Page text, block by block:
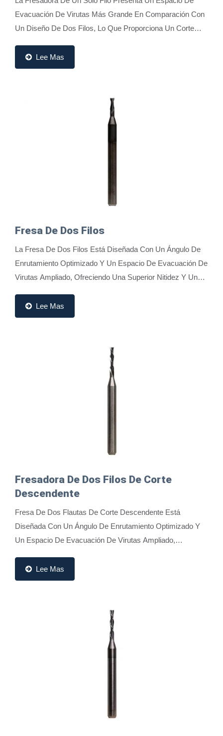
Evacuación De Virutas Más Grande En Comparación Con
Un Diseño De Dos Filos, Lo Que Proporciona Un Corte
Lee Mas
Fresa De Dos Filos
La Fresa De Dos Filos Está Diseñada Con Un Ángulo De
Enrutamiento Optimizado Y Un Espacio De Evacuación De
Virutas Ampliado, Ofreciendo Una Superior Nitidez Y Una
Lee Mas
Fresadora De Dos Filos De Corte
Descendente
Fresa De Dos Flautas De Corte Descendente Está
Diseñada Con Un Ángulo De Enrutamiento Optimizado Y
Un Espacio De Evacuación De Virutas Ampliado,
Hacia...Lee Mas